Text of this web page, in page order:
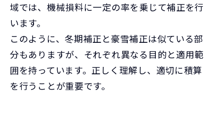
域では、機械損料に一定の率を乗じて補正を行
います。
このように、冬期補正と豪雪補正は似ている部
分もありますが、それぞれ異なる目的と適用範
囲を持っています。正しく理解し、適切に積算
を行うことが重要です。